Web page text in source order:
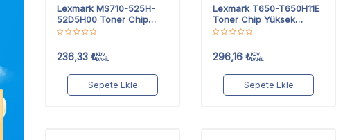
Lexmark MS710-525H-
52D5H00 Toner Chip
Yüksek Kapasiteli
236,33 ₺KDV
DAHİL
Sepete Ekle
Lexmark T650-T650H11E
Toner Chip Yüksek
Kapasiteli
296,16 ₺KDV
DAHİL
Sepete Ekle